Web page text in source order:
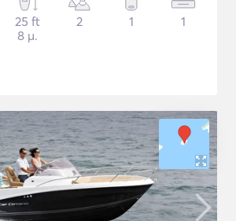
25 ft
8 μ.
2 1 1